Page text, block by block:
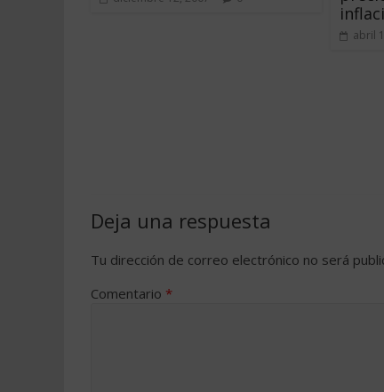
abril
Deja una respuesta
Tu dirección de correo electrónico no será
Comentario *